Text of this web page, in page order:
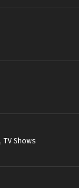
, TV Shows